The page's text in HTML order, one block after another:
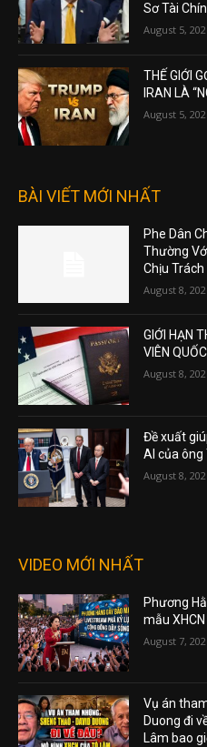
Sơ Tài
August 5,
THẾ GIỚI
IRAN LÀ
August 5,
BÀI VIẾT MỚI NHẤT
Phe Dân
Thường
Chịu Trách
August 8,
GIỚI HẠN
VIÊN
August 8,
Đề xuất
AI của ông
August 8,
VIDEO MỚI NHẤT
Phương
mẫu
August 7,
Vụ án
Duong đi
Lâm bao